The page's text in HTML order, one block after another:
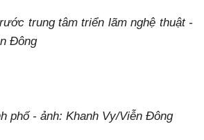
trung tâm triển lãm nghệ thuật -
Đông
phố - ảnh: Khanh Vy/Viễn Đông